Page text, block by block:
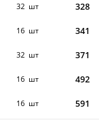
32 шт 328
16 шт 341
32 шт 371
16 шт 492
16 шт 591